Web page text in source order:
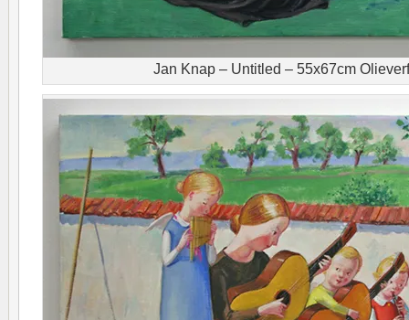
Jan Knap – Untitled – 55x67cm